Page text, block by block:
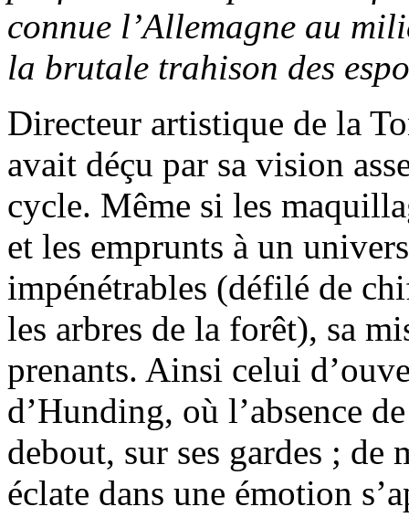
connue l’Allemagne au
la brutale trahison des
Directeur artistique de la
avait déçu par sa vision
cycle. Même si les
et les emprunts à un
impénétrables (défilé de
les arbres de la forêt), sa
prenants. Ainsi celui
d’Hunding, où l’absence
debout, sur ses gardes ;
éclate dans une émotion